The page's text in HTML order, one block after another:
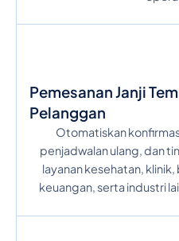
Pemesanan Janji
Pelanggan
Otomatiskan
penjadwalan ulang, dan
layanan kesehatan,
keuangan, serta industri